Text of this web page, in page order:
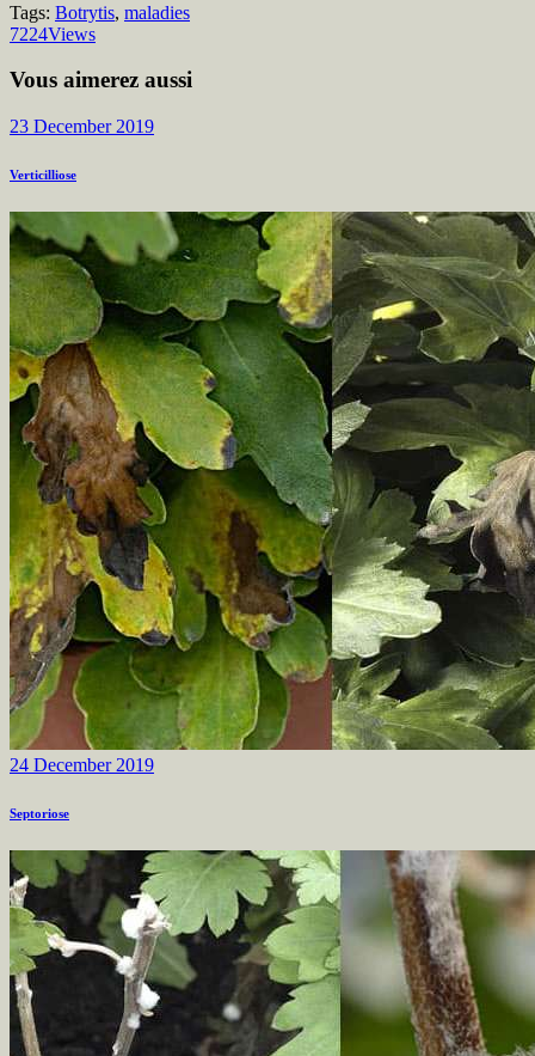
Tags: Botrytis, maladies
7224Views
Vous aimerez aussi
23 December 2019
Verticilliose
24 December 2019
Septoriose